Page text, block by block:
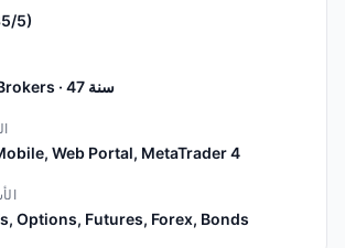
5)
Interactive Brokers · 47 سنة
Web Portal, MetaTrader 4
Options, Futures, Forex, Bonds